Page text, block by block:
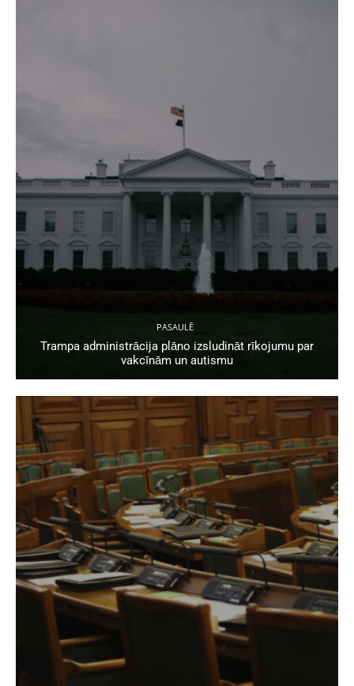
PASAULĒ
Trampa administrācija plāno izsludināt rīkojumu par
vakcīnām un autismu